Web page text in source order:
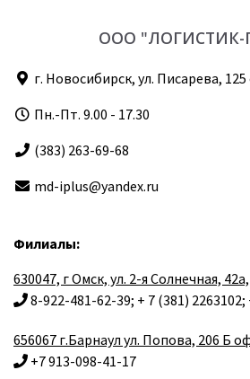
ООО
г. Новосибирск, ул. Писарева,
Пн.-Пт. 9.00 - 17.30
(383) 263-69-68
md-iplus@yandex.ru
Филиалы:
630047, г Омск, ул. 2-я Солнечная,
8-922-481-62-39; + 7 (381) 2263102;
656067 г.Барнаул ул. Попова, 206 Б
+7 913-098-41-17